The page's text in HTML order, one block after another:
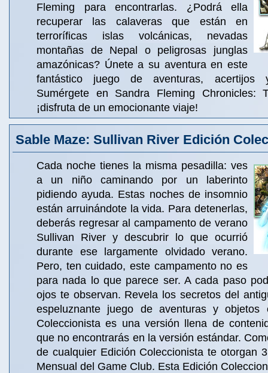
Fleming para encontrarlas. ¿Podrá ella
recuperar las calaveras que están en
terroríficas islas volcánicas, nevadas
montañas de Nepal o peligrosas junglas
amazónicas? Únete a su aventura en este
fantástico juego de aventuras, acertijos
Sumérgete en Sandra Fleming Chronicles:
¡disfruta de un emocionante viaje!
Sable Maze: Sullivan River Edición
Cada noche tienes la misma pesadilla: ves
a un niño caminando por un laberinto
pidiendo ayuda. Estas noches de insomnio
están arruinándote la vida. Para detenerlas,
deberás regresar al campamento de verano
Sullivan River y descubrir lo que ocurrió
durante ese largamente olvidado verano.
Pero, ten cuidado, este campamento no es
para nada lo que parece ser. A cada paso
ojos te observan. Revela los secretos del
espeluznante juego de aventuras y objetos
Coleccionista es una versión llena de
que no encontrarás en la versión estándar.
de cualquier Edición Coleccionista te otorgan
Mensual del Game Club. Esta Edición